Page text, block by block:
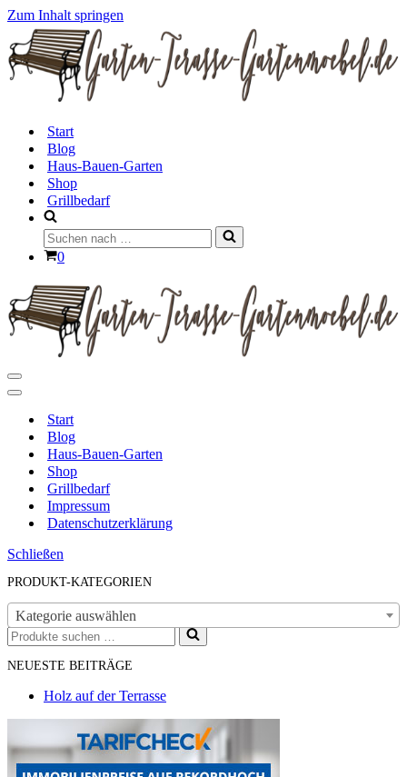
Zum Inhalt springen
Start
Blog
Haus-Bauen-Garten
Shop
Grillbedarf
Suchen
nach …
Warenkorb
0
Navigationsmenü
Navigationsmenü
Start
Blog
Haus-Bauen-Garten
Shop
Grillbedarf
Impressum
Datenschutzerklärung
Schließen
PRODUKT-KATEGORIEN
Kategorie auswählen
Suchen
nach …
NEUESTE BEITRÄGE
Holz auf der Terrasse